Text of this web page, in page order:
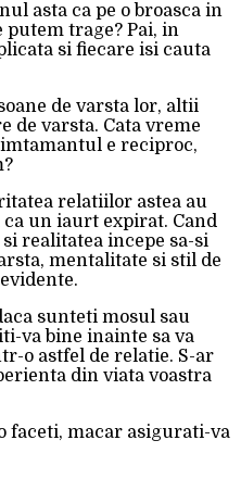
asta ca pe o broasca in
putem trage? Pai, in
si fiecare isi cauta
de varsta lor, altii
de varsta. Cata vreme
e reciproc,
relatiilor astea au
ca un iaurt expirat. Cand
realitatea incepe sa-si
mentalitate si stil de
sunteti mosul sau
va bine inainte sa va
o astfel de relatie. S-ar
din viata voastra
faceti, macar asigurati-va